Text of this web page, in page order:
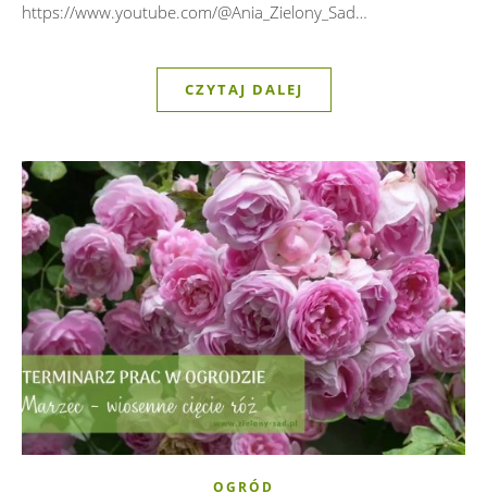
https://www.youtube.com/@Ania_Zielony_Sad…
CZYTAJ DALEJ
OGRÓD